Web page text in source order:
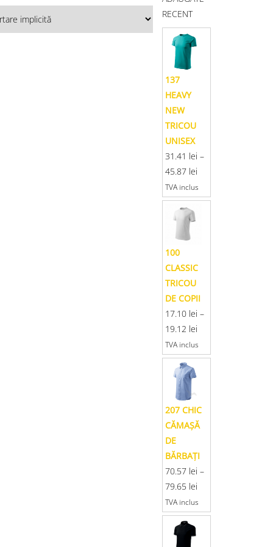
RECENT
137
HEAVY
NEW
TRICOU
UNISEX
31.41 lei –
45.87 lei
TVA inclus
100
CLASSIC
TRICOU
DE COPII
17.10 lei –
19.12 lei
TVA inclus
207 CHIC
CĂMAŞĂ
DE
BĂRBAŢI
70.57 lei –
79.65 lei
TVA inclus